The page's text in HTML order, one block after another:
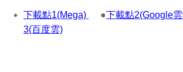
下載點1(Mega) ●下載點2(Google
3(百度雲)